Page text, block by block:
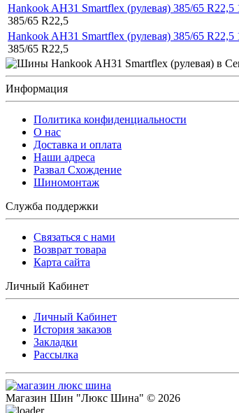
Hankook AH31 Smartflex (рулевая) 385/65 R22,5
385/65 R22,5
Hankook AH31 Smartflex (рулевая) 385/65 R22,5
385/65 R22,5
Информация
Политика конфиденциальности
O нас
Доставка и оплата
Наши адреса
Развал Схождение
Шиномонтаж
Служба поддержки
Связаться с нами
Возврат товара
Карта сайта
Личный Кабинет
Личный Кабинет
История заказов
Закладки
Рассылка
Магазин Шин "Люкс Шина" © 2026